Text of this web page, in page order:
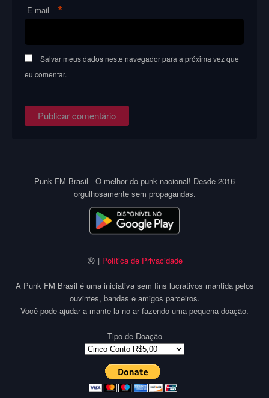
E-mail *
Salvar meus dados neste navegador para a próxima vez que
eu comentar.
Punk FM Brasil - O melhor do punk nacional! Desde 2016
orgulhosamente sem propagandas.
😞 | Política de Privacidade
A Punk FM Brasil é uma iniciativa sem fins lucrativos mantida pelos
ouvintes, bandas e amigos parceiros.
Você pode ajudar a mante-la no ar fazendo uma pequena doação.
Tipo de Doação